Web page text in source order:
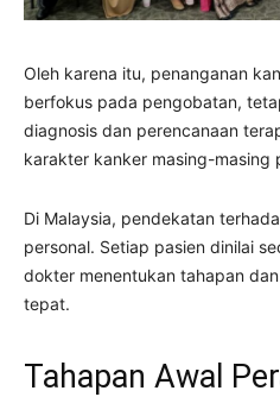
Oleh karena itu, penanganan
berfokus pada pengobatan,
diagnosis dan perencanaan
karakter kanker masing-masing
Di Malaysia, pendekatan
personal. Setiap pasien dinilai
dokter menentukan tahapan
tepat.
Tahapan Awal